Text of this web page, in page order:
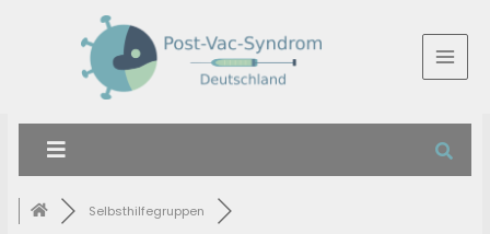
Selbsthilfegruppen